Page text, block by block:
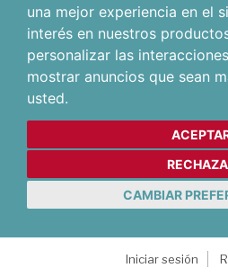
una mejor experiencia en el
interés en nuestros
personalizar las
mostrar anuncios que sean
usted.
CAMBIAR
Iniciar sesión